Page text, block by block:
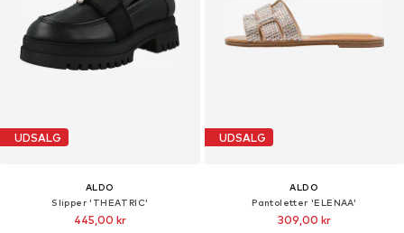
UDSALG
ALDO
Slipper 'THEATRIC'
445,00 kr
UDSALG
ALDO
Pantoletter 'ELENAA'
309,00 kr